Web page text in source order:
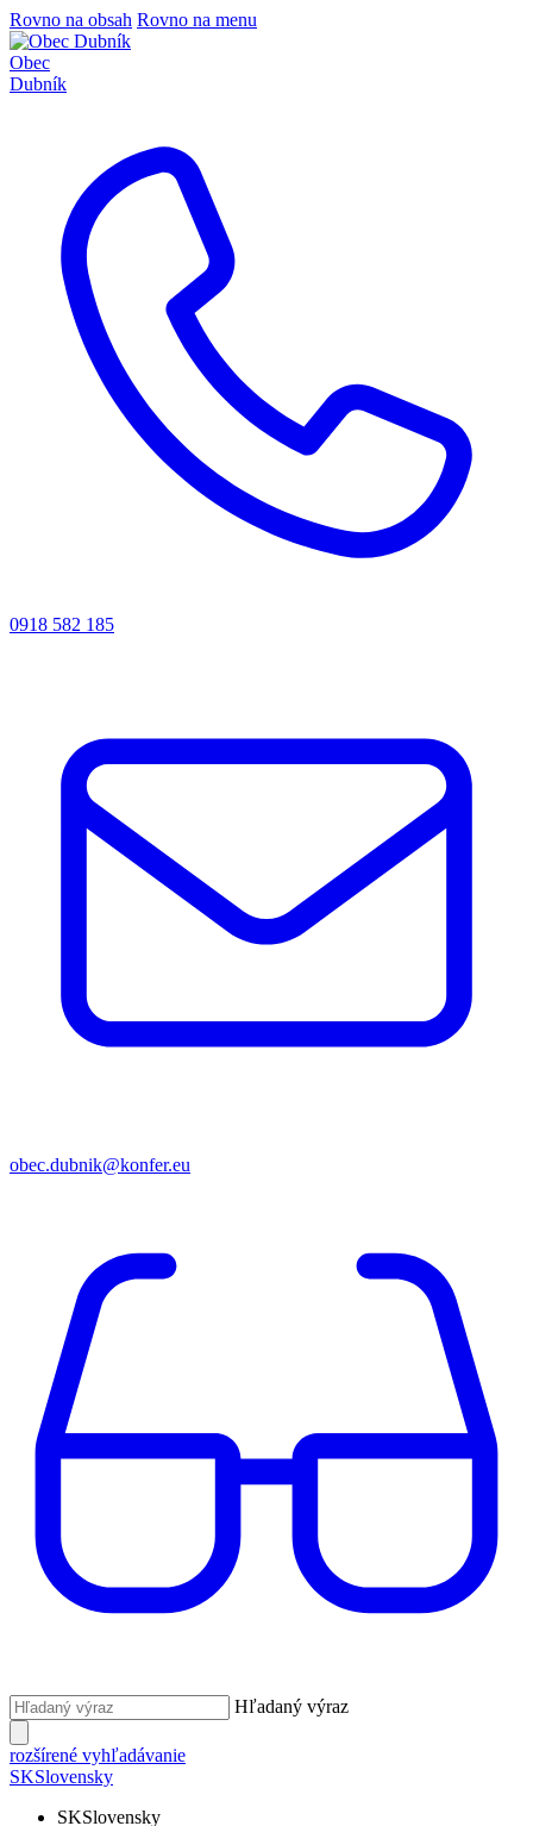
Rovno na obsah Rovno na menu
Obec
Dubník
0918 582 185
obec.dubnik@konfer.eu
Hľadaný výraz
rozšírené vyhľadávanie
SKSlovensky
SKSlovensky